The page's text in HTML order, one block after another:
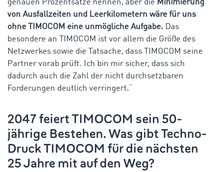
genauen Prozentsätze nennen, aber die Minimierung
von Ausfallzeiten und Leerkilometern wäre für uns
ohne TIMOCOM eine unmögliche Aufgabe. Das
besondere an TIMOCOM ist vor allem die Größe des
Netzwerkes sowie die Tatsache, dass TIMOCOM seine
Partner vorab prüft. Ich bin mir sicher, dass sich
dadurch auch die Zahl der nicht durchsetzbaren
Forderungen deutlich verringert.“
2047 feiert TIMOCOM sein 50-
jährige Bestehen. Was gibt Techno-
Druck TIMOCOM für die nächsten
25 Jahre mit auf den Weg?